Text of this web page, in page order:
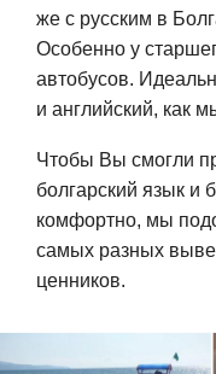
же с русским в
Особенно у
автобусов.
и английский, как
Чтобы Вы смогли
болгарский язык и
комфортно, мы
самых разных
ценников.